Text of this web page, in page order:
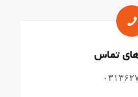
تماس